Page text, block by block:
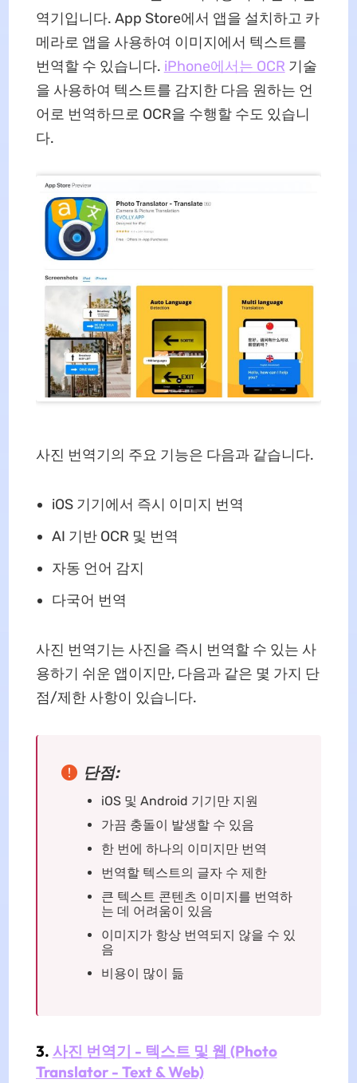
역기입니다. App Store에서 앱을 설치하고 카
메라로 앱을 사용하여 이미지에서 텍스트를
번역할 수 있습니다. iPhone에서는 OCR 기술
을 사용하여 텍스트를 감지한 다음 원하는 언
어로 번역하므로 OCR을 수행할 수도 있습니
다.
사진 번역기의 주요 기능은 다음과 같습니다.
iOS 기기에서 즉시 이미지 번역
AI 기반 OCR 및 번역
자동 언어 감지
다국어 번역
사진 번역기는 사진을 즉시 번역할 수 있는 사
용하기 쉬운 앱이지만, 다음과 같은 몇 가지 단
점/제한 사항이 있습니다.
단점:
iOS 및 Android 기기만 지원
가끔 충돌이 발생할 수 있음
한 번에 하나의 이미지만 번역
번역할 텍스트의 글자 수 제한
큰 텍스트 콘텐츠 이미지를 번역하
는 데 어려움이 있음
이미지가 항상 번역되지 않을 수 있
음
비용이 많이 듦
3. 사진 번역기 - 텍스트 및 웹 (Photo
Translator - Text & Web)